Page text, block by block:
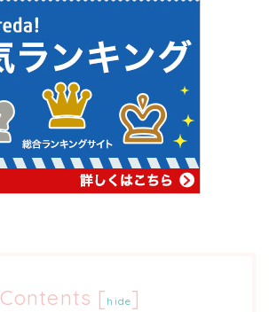
Contents [ hide]